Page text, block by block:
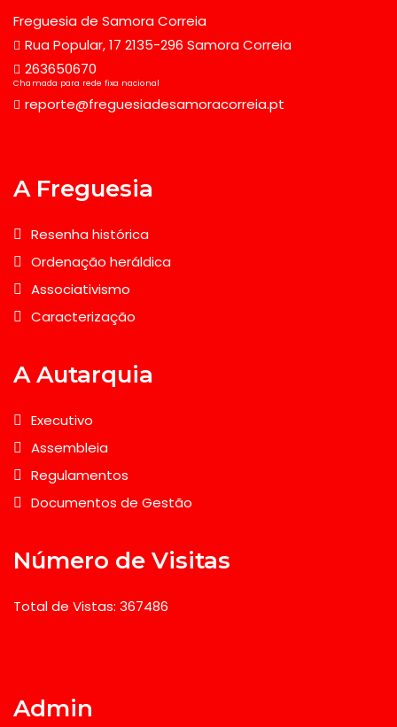
Freguesia de Samora Correia
Rua Popular, 17 2135-296 Samora Correia
263650670
Chamada para rede fixa nacional
reporte@freguesiadesamoracorreia.pt
A Freguesia
Resenha histórica
Ordenação heráldica
Associativismo
Caracterização
A Autarquia
Executivo
Assembleia
Regulamentos
Documentos de Gestão
Número de Visitas
Total de Vistas: 367486
Admin